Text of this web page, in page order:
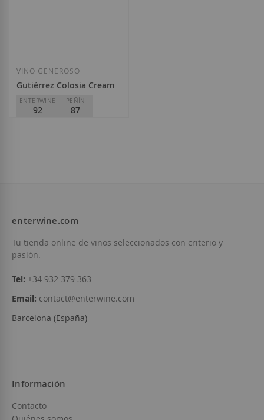
VINO GENEROSO
Gutiérrez Colosia Cream
ENTERWINE
92
PEÑÍN
87
Añadir a la Lista de Deseos
enterwine.com
Tu tienda online de vinos seleccionados con criterio y
pasión.
Tel: +34 932 379 363
Email: contact@enterwine.com
Barcelona (España)
Información
Contacto